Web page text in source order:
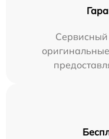
Сервисный